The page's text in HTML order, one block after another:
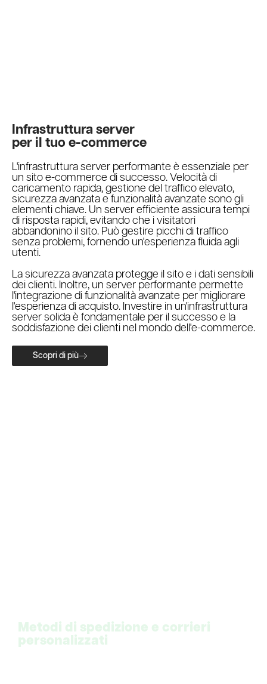
Infrastruttura server
per il tuo e-commerce
L'infrastruttura server performante è essenziale per
un sito e-commerce di successo. Velocità di
caricamento rapida, gestione del traffico elevato,
sicurezza avanzata e funzionalità avanzate sono gli
elementi chiave. Un server efficiente assicura tempi
di risposta rapidi, evitando che i visitatori
abbandonino il sito. Può gestire picchi di traffico
senza problemi, fornendo un'esperienza fluida agli
utenti.
La sicurezza avanzata protegge il sito e i dati sensibili
dei clienti. Inoltre, un server performante permette
l'integrazione di funzionalità avanzate per migliorare
l'esperienza di acquisto. Investire in un'infrastruttura
server solida è fondamentale per il successo e la
soddisfazione dei clienti nel mondo dell'e-commerce.
Scopri di più
Metodi di spedizione e corrieri
personalizzati